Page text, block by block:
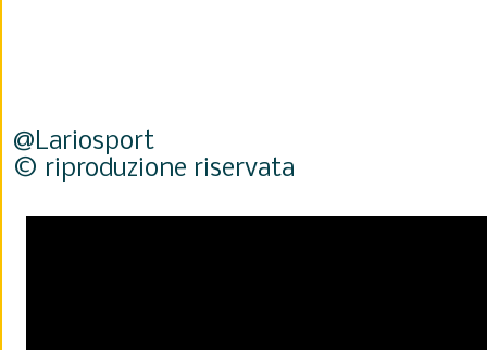
@Lariosport
© riproduzione riservata